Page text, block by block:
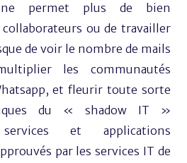
ne permet plus de bien
ou de travailler
de voir le nombre de mails
les communautés
et fleurir toute sorte
du « shadow IT »
et applications
par les services IT de